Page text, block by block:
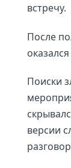
встречу.
После
Поиски
версии